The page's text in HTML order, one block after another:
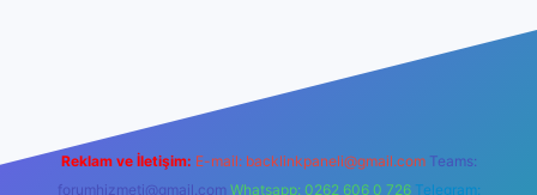
Reklam ve İletişim: E-mail: backlinkpaneli@gmail.com Teams:
forumhizmeti@gmail.com Whatsapp: 0262 606 0 726 Telegram: